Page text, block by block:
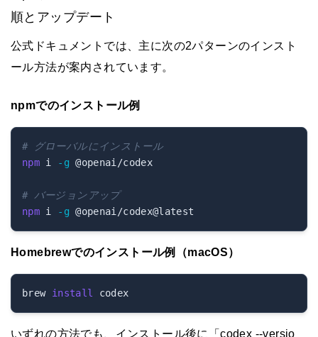
順とアップデート
公式ドキュメントでは、主に次の2パターンのインスト
ール方法が案内されています。
npmでのインストール例
# グローバルにインストール
npm i -g @openai/codex
# バージョンアップ
npm i -g
Homebrewでのインストール例（macOS）
brew install
いずれの方法でも、インストール後に「codex --versio